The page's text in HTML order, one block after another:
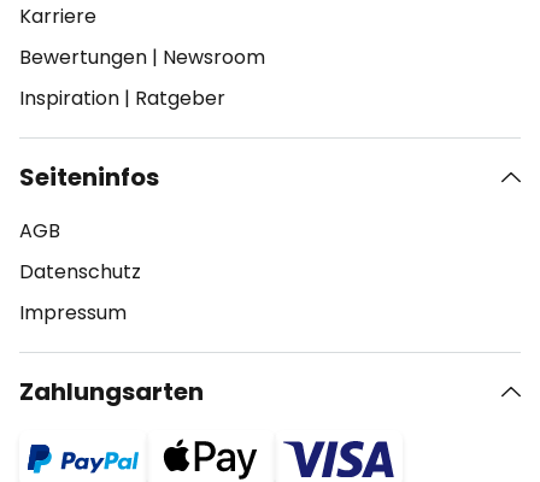
Karriere
Bewertungen | Newsroom
Inspiration | Ratgeber
Seiteninfos
AGB
Datenschutz
Impressum
Zahlungsarten